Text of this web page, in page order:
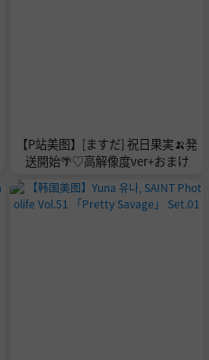
【P站美图】[ますだ] 祝日果実🍌発
送開始🌴♡高解像度ver+おまけ